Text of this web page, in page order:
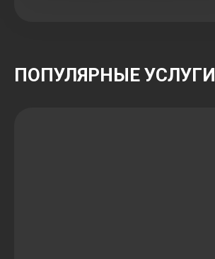
ПОПУЛЯРНЫЕ УСЛУГИ